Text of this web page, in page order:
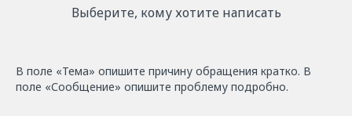
Выберите, кому хотите написать
В поле «Тема» опишите причину обращения кратко. В
поле «Сообщение» опишите проблему подробно.